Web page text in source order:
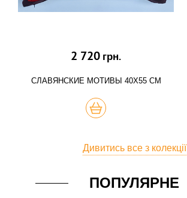
2 720 грн.
СЛАВЯНСКИЕ МОТИВЫ 40Х55 СМ
КУПИТЬ
Дивитись все з колекції
ПОПУЛЯРНЕ